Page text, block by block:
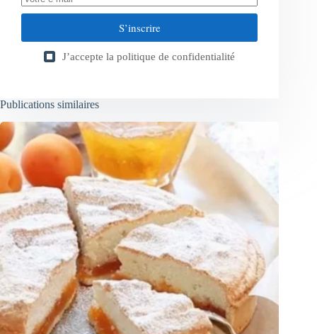
S’inscrire
J’accepte la politique de confidentialité
Publications similaires